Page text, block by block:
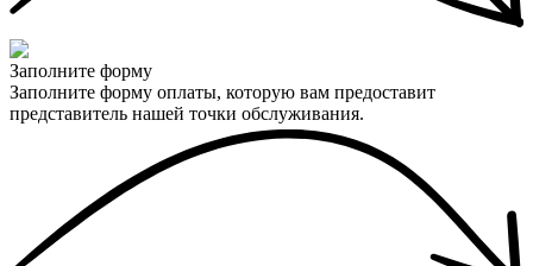
Заполните форму
Заполните форму оплаты, которую вам предоставит
представитель нашей точки обслуживания.